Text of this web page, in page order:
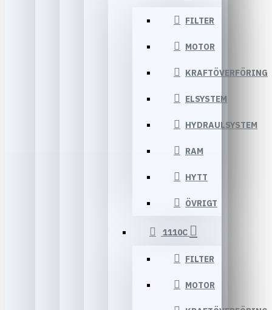
FILTER
MOTOR
KRAFTÖVERFÖRING
ELSYSTEM
HYDRAULSYSTEM
RAM
HYTT
ÖVRIGT
1110C
FILTER
MOTOR